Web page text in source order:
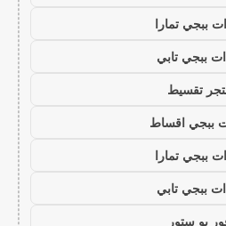
ببجي تمارا
ببجي تابي
تقسيط
ببجي اقساط
ببجي تمارا
ببجي تابي
يو ستور